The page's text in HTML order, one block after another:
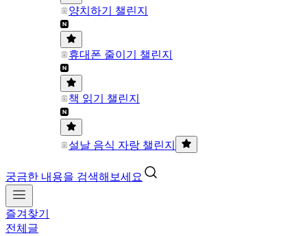
양치하기 챌린지
휴대폰 줄이기 챌린지
책 읽기 챌린지
설날 음식 자랑 챌린지
궁금한 내용을 검색해보세요
즐겨찾기
전체글